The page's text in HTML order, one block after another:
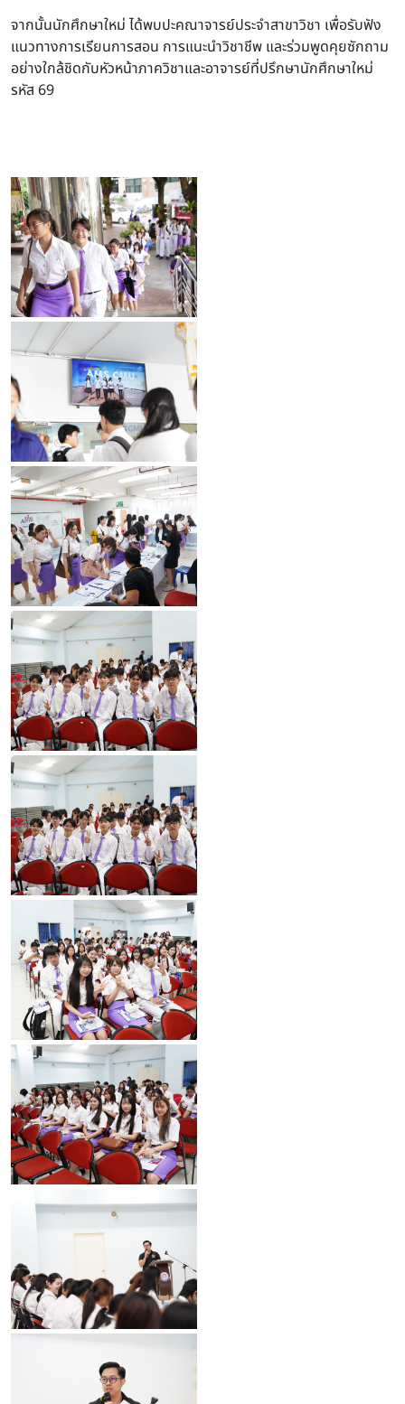
จากนั้นนักศึกษาใหม่ ได้พบปะคณาจารย์ประจำสาขาวิชา เพื่อรับฟัง
แนวทางการเรียนการสอน การแนะนำวิชาชีพ และร่วมพูดคุยซักถาม
อย่างใกล้ชิดกับหัวหน้าภาควิชาและอาจารย์ที่ปรึกษานักศึกษาใหม่
รหัส 69